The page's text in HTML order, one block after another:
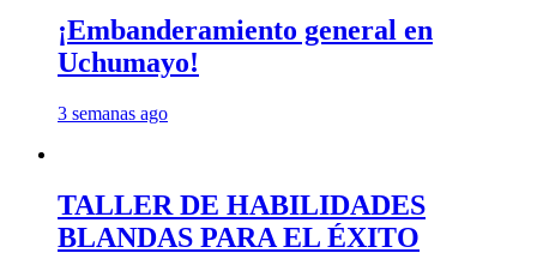
¡Embanderamiento general en
Uchumayo!
3 semanas ago
TALLER DE HABILIDADES
BLANDAS PARA EL ÉXITO